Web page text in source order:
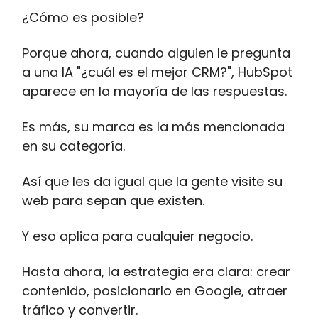
¿Cómo es posible?
Porque ahora, cuando alguien le pregunta
a una IA "¿cuál es el mejor CRM?", HubSpot
aparece en la mayoría de las respuestas.
Es más, su marca es la más mencionada
en su categoría.
Así que les da igual que la gente visite su
web para sepan que existen.
Y eso aplica para cualquier negocio.
Hasta ahora, la estrategia era clara: crear
contenido, posicionarlo en Google, atraer
tráfico y convertir.